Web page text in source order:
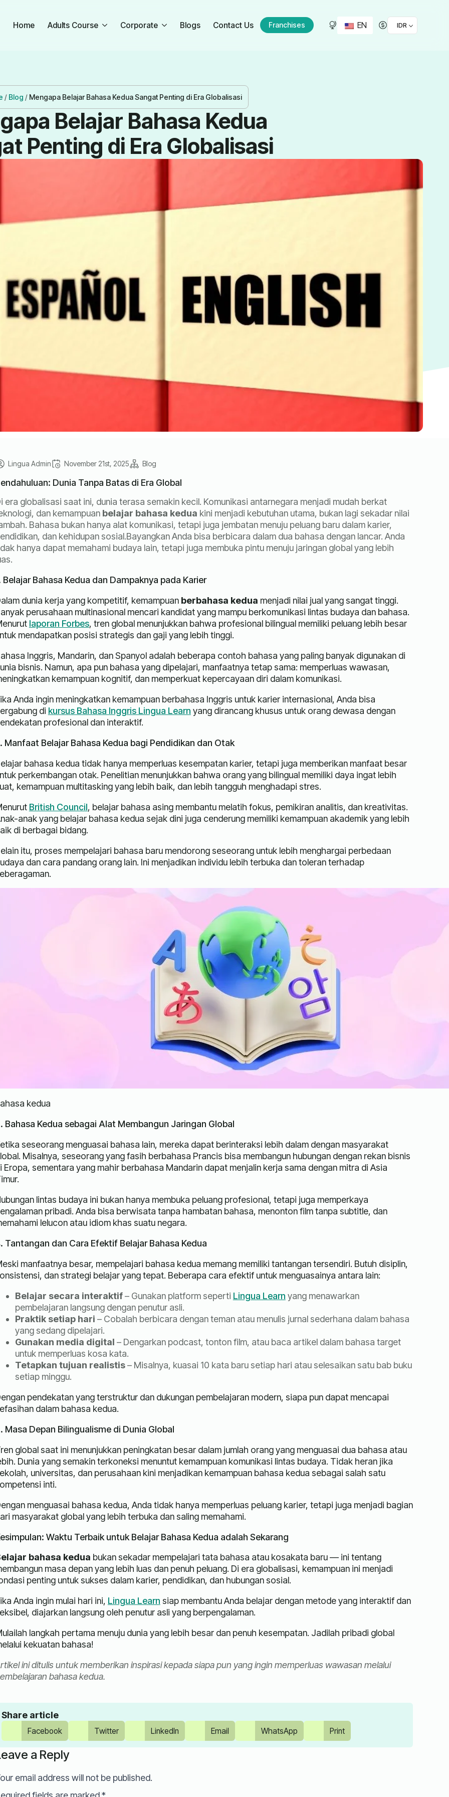
Home Adults Course Corporate Blogs Contact Us Franchises EN IDR
/ Blog / Mengapa Belajar Bahasa Kedua Sangat Penting di Era Globalisasi
Belajar Bahasa Kedua
Penting di Era Globalisasi
Lingua Admin November 21st, 2025 Blog
Dunia Tanpa Batas di Era Global
era globalisasi saat ini, dunia terasa semakin kecil. Komunikasi antarnegara menjadi mudah berkat
dan kemampuan belajar bahasa kedua kini menjadi kebutuhan utama, bukan lagi sekadar nilai
Bahasa bukan hanya alat komunikasi, tetapi juga jembatan menuju peluang baru dalam karier,
dan kehidupan sosial.Bayangkan Anda bisa berbicara dalam dua bahasa dengan lancar. Anda
hanya dapat memahami budaya lain, tetapi juga membuka pintu menuju jaringan global yang lebih
Belajar Bahasa Kedua dan Dampaknya pada Karier
dunia kerja yang kompetitif, kemampuan berbahasa kedua menjadi nilai jual yang sangat tinggi.
perusahaan multinasional mencari kandidat yang mampu berkomunikasi lintas budaya dan bahasa.
laporan Forbes, tren global menunjukkan bahwa profesional bilingual memiliki peluang lebih besar
mendapatkan posisi strategis dan gaji yang lebih tinggi.
Inggris, Mandarin, dan Spanyol adalah beberapa contoh bahasa yang paling banyak digunakan di
bisnis. Namun, apa pun bahasa yang dipelajari, manfaatnya tetap sama: memperluas wawasan,
kemampuan kognitif, dan memperkuat kepercayaan diri dalam komunikasi.
Anda ingin meningkatkan kemampuan berbahasa Inggris untuk karier internasional, Anda bisa
di kursus Bahasa Inggris Lingua Learn yang dirancang khusus untuk orang dewasa dengan
profesional dan interaktif.
Manfaat Belajar Bahasa Kedua bagi Pendidikan dan Otak
bahasa kedua tidak hanya memperluas kesempatan karier, tetapi juga memberikan manfaat besar
perkembangan otak. Penelitian menunjukkan bahwa orang yang bilingual memiliki daya ingat lebih
kemampuan multitasking yang lebih baik, dan lebih tangguh menghadapi stres.
British Council, belajar bahasa asing membantu melatih fokus, pemikiran analitis, dan kreativitas.
anak yang belajar bahasa kedua sejak dini juga cenderung memiliki kemampuan akademik yang lebih
di berbagai bidang.
itu, proses mempelajari bahasa baru mendorong seseorang untuk lebih menghargai perbedaan
dan cara pandang orang lain. Ini menjadikan individu lebih terbuka dan toleran terhadap
kedua
Bahasa Kedua sebagai Alat Membangun Jaringan Global
seseorang menguasai bahasa lain, mereka dapat berinteraksi lebih dalam dengan masyarakat
Misalnya, seseorang yang fasih berbahasa Prancis bisa membangun hubungan dengan rekan bisnis
Eropa, sementara yang mahir berbahasa Mandarin dapat menjalin kerja sama dengan mitra di Asia
lintas budaya ini bukan hanya membuka peluang profesional, tetapi juga memperkaya
pribadi. Anda bisa berwisata tanpa hambatan bahasa, menonton film tanpa subtitle, dan
lelucon atau idiom khas suatu negara.
Tantangan dan Cara Efektif Belajar Bahasa Kedua
manfaatnya besar, mempelajari bahasa kedua memang memiliki tantangan tersendiri. Butuh disiplin,
dan strategi belajar yang tepat. Beberapa cara efektif untuk menguasainya antara lain:
Belajar secara interaktif– Gunakan platform seperti Lingua Learn yang menawarkan
pembelajaran langsung dengan penutur asli.
Praktik setiap hari – Cobalah berbicara dengan teman atau menulis jurnal sederhana dalam bahasa
yang sedang dipelajari.
Gunakan media digital – Dengarkan podcast, tonton film, atau baca artikel dalam bahasa target
untuk memperluas kosa kata.
Tetapkan tujuan realistis– Misalnya, kuasai 10 kata baru setiap hari atau selesaikan satu bab buku
setiap minggu.
pendekatan yang terstruktur dan dukungan pembelajaran modern, siapa pun dapat mencapai
dalam bahasa kedua.
Masa Depan Bilingualisme di Dunia Global
global saat ini menunjukkan peningkatan besar dalam jumlah orang yang menguasai dua bahasa atau
Dunia yang semakin terkoneksi menuntut kemampuan komunikasi lintas budaya. Tidak heran jika
universitas, dan perusahaan kini menjadikan kemampuan bahasa kedua sebagai salah satu
inti.
menguasai bahasa kedua, Anda tidak hanya memperluas peluang karier, tetapi juga menjadi bagian
masyarakat global yang lebih terbuka dan saling memahami.
Waktu Terbaik untuk Belajar Bahasa Kedua adalah Sekarang
bahasa kedua bukan sekadar mempelajari tata bahasa atau kosakata baru — ini tentang
masa depan yang lebih luas dan penuh peluang. Di era globalisasi, kemampuan ini menjadi
penting untuk sukses dalam karier, pendidikan, dan hubungan sosial.
Anda ingin mulai hari ini, Lingua Learn siap membantu Anda belajar dengan metode yang interaktif dan
diajarkan langsung oleh penutur asli yang berpengalaman.
langkah pertama menuju dunia yang lebih besar dan penuh kesempatan. Jadilah pribadi global
kekuatan bahasa!
ini ditulis untuk memberikan inspirasi kepada siapa pun yang ingin memperluas wawasan melalui
bahasa kedua.
Share article
Facebook Twitter LinkedIn Email WhatsApp Print
a Reply
email address will not be published.